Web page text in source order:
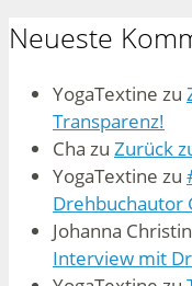
Neueste
YogaTextine zu
Transparenz!
Cha zu Zurück
YogaTextine zu
Drehbuchautor
Johanna
Interview mit